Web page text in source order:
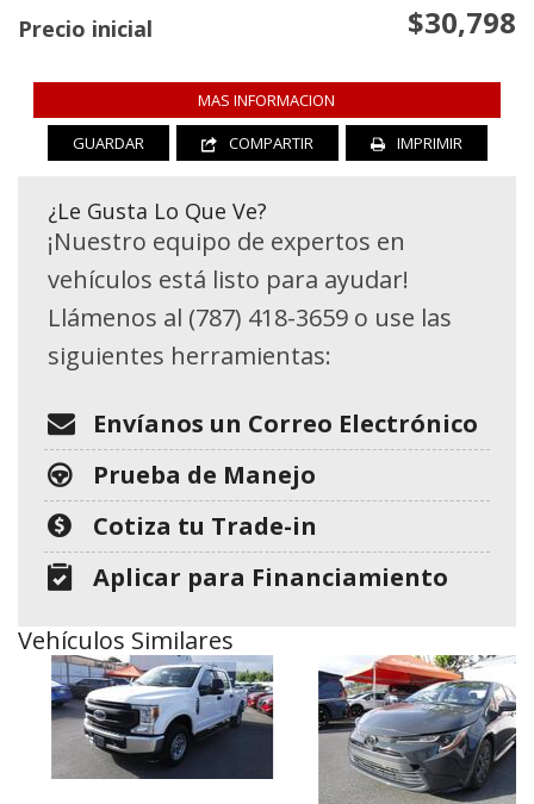
Precio inicial $30,798
MAS INFORMACION
GUARDAR
COMPARTIR IMPRIMIR
¿Le Gusta Lo Que Ve?
¡Nuestro equipo de expertos en
vehículos está listo para ayudar!
Llámenos al (787) 418-3659 o use las
siguientes herramientas:
Envíanos un Correo Electrónico
Prueba de Manejo
Cotiza tu Trade-in
Aplicar para Financiamiento
Vehículos Similares